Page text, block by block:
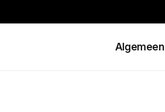
Algemeen